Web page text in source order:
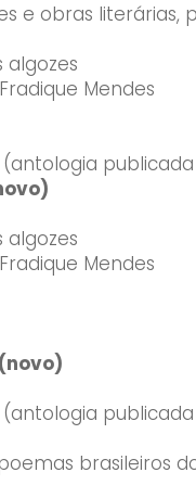
e obras literárias,
algozes
Mendes
algozes
Mendes
(novo)
brasileiros